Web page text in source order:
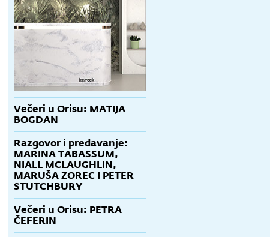
Osijek
Oris+ Održiva
grupe
Večeri u Orisu: MATIJA
BOGDAN
Razgovor i predavanje:
MARINA TABASSUM,
NIALL MCLAUGHLIN,
MARUŠA ZOREC I PETER
STUTCHBURY
Večeri u Orisu: PETRA
ČEFERIN